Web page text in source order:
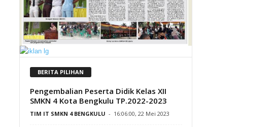
BERITA PILIHAN
Pengembalian Peserta Didik Kelas XII
SMKN 4 Kota Bengkulu TP.2022-2023
TIM IT SMKN 4 BENGKULU - 16:06:00, 22 Mei 2023